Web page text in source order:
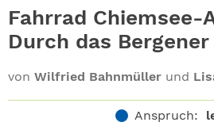
Fahrrad Chiemsee-
Durch das
von Wilfried Bahnmüller und
Anspruch:
GEWINNEN
NEWSLETTER